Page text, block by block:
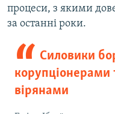
процеси, з якими
за останні роки.
Силовики
корупціонерами
вірянами